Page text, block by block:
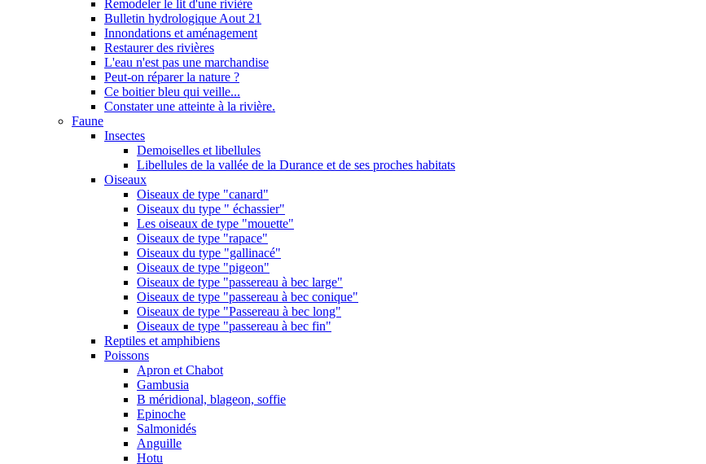
Remodeler le lit d'une rivière
Bulletin hydrologique Aout 21
Innondations et aménagement
Restaurer des rivières
L'eau n'est pas une marchandise
Peut-on réparer la nature ?
Ce boitier bleu qui veille...
Constater une atteinte à la rivière.
Faune
Insectes
Demoiselles et libellules
Libellules de la vallée de la Durance et de ses proches habitats
Oiseaux
Oiseaux de type "canard"
Oiseaux du type " échassier"
Les oiseaux de type "mouette"
Oiseaux de type "rapace"
Oiseaux du type "gallinacé"
Oiseaux de type "pigeon"
Oiseaux de type "passereau à bec large"
Oiseaux de type "passereau à bec conique"
Oiseaux de type "Passereau à bec long"
Oiseaux de type "passereau à bec fin"
Reptiles et amphibiens
Poissons
Apron et Chabot
Gambusia
B méridional, blageon, soffie
Epinoche
Salmonidés
Anguille
Hotu